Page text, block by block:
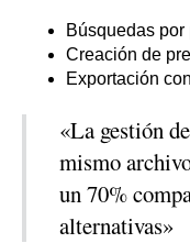
Búsquedas por
Creación de
Exportación
«La gestión
mismo
un 70%
alternativas»